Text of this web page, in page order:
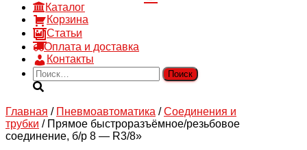
Каталог
Корзина
Статьи
Оплата и доставка
Контакты
Найти:
Главная / Пневмоавтоматика /Соединения и
трубки / Прямое быстроразъёмное/резьбовое
соединение, б/р 8 — R3/8»